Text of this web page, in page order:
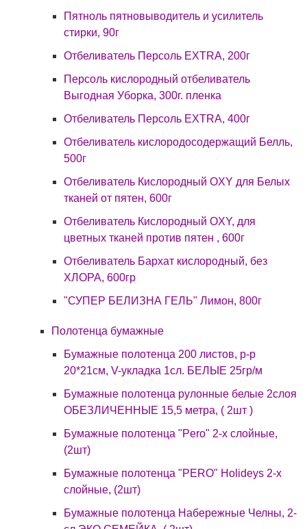
Пятноль пятновыводитель и усилитель
стирки, 90г
Отбеливатель Персоль EXTRA, 200г
Персоль кислородный отбеливатель
Выгодная Уборка, 300г. пленка
Отбеливатель Персоль EXTRA, 400г
Отбеливатель кислородосодержащий Белль,
500г
Отбеливатель Кислородный OXY для Белых
тканей от пятен, 600г
Отбеливатель Кислородный OXY, для
цветных тканей против пятен , 600г
Отбеливатель Бархат кислородный, без
ХЛОРА, 600гр
"СУПЕР БЕЛИЗНА ГЕЛЬ" Лимон, 800г
Полотенца бумажные
Бумажные полотенца 200 листов, р-р
20*21см, V-укладка 1сл. БЕЛЫЕ 25гр/м
Бумажные полотенца рулонные белые 2слоя
ОБЕЗЛИЧЕННЫЕ 15,5 метра, ( 2шт )
Бумажные полотенца "Pero" 2-х слойные,
(2шт)
Бумажные полотенца "PERO" Holideys 2-х
слойные, (2шт)
Бумажные полотенца Набережные Челны, 2-